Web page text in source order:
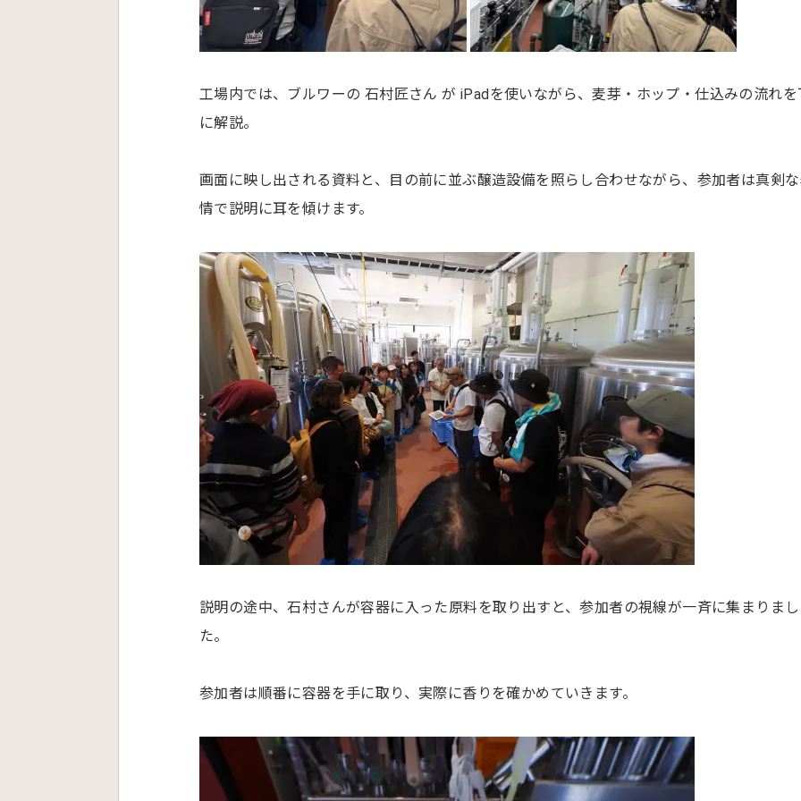
工場内では、ブルワーの 石村匠さん が iPadを使いながら、麦芽・ホップ・仕込みの流れを
に解説。
画面に映し出される資料と、目の前に並ぶ醸造設備を照らし合わせながら、参加者は真剣
情で説明に耳を傾けます。
説明の途中、石村さんが容器に入った原料を取り出すと、参加者の視線が一斉に集まりまし
た。
参加者は順番に容器を手に取り、実際に香りを確かめていきます。